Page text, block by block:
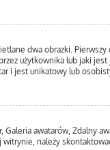
dwa obrazki.
użytkownika lub jaki
i jest unikatowy lub
awatarów, Zdalny
należy